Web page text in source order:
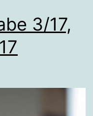
3/17,